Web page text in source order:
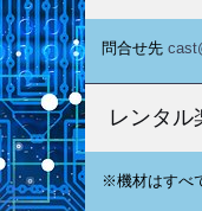
問合せ先
レンタル
※機材はすべ